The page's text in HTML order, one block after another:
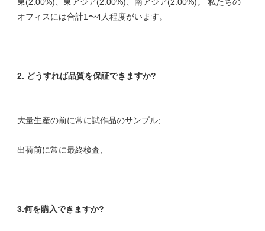
東(2.00%)、東アジア(2.00%)、南アジア(2.00%)。 私たちの